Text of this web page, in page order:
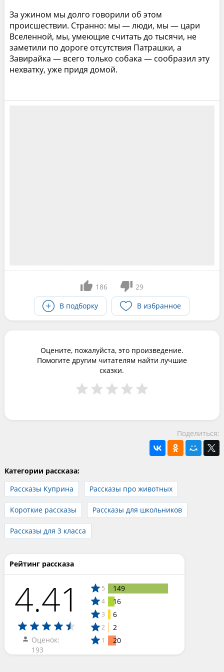
За ужином мы долго говорили об этом
происшествии. Странно: мы — люди, мы — цари
Вселенной, мы, умеющие считать до тысячи, не
заметили по дороге отсутствия Патрашки, а
Завирайка — всего только собака — сообразил эту
нехватку, уже придя домой.
186
29
В подборку
В избранное
Оцените, пожалуйста, это произведение.
Помогите другим читателям найти лучшие
сказки.
Поделиться:
Категории рассказа:
Рассказы Куприна
Рассказы про животных
Короткие рассказы Рассказы для школьников
Рассказы для 3 класса
Рейтинг рассказа
4.41
Оценок:
193
5 149
4 16
3 6
2 2
1 20